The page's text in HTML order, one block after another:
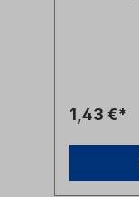
1,43 €*